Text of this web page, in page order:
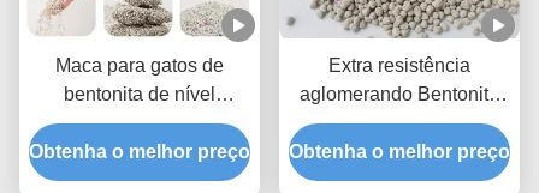
Maca para gatos de
bentonita de nível
profissional com
tecnologia superior de
aglomeração e controle
Obtenha o melhor preço
Extra resistência
aglomerando Bentonite
Cat Litter com baixo pó e
alta absorção
Obtenha o melhor preço